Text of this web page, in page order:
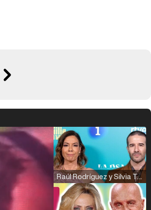
Raúl Rodríguez y Silvia Taulés nos cuentan su papel en 'La familia de la tele'